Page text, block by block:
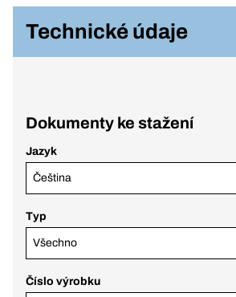
Technické údaje
Dokumenty ke stažení
Jazyk
Čeština
Typ
Všechno
Číslo výrobku